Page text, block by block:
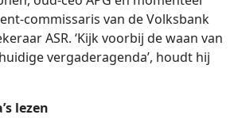
commissaris van de Volksbank
ASR. ‘Kijk voorbij de waan van
vergaderagenda’, houdt hij
lezen